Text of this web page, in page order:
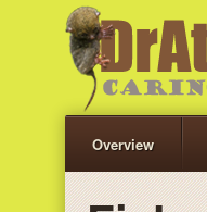
Overview